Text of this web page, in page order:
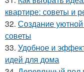
квартире: советы и
32. Создание
советы
33. Удобное и
идей для дома